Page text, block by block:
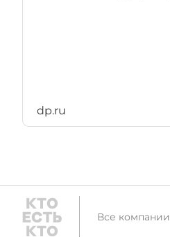
dp.ru
Все компании